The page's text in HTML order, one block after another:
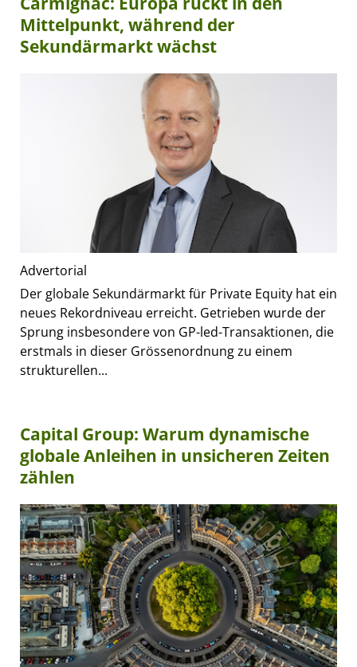
Mittelpunkt, während der
Sekundärmarkt wächst
Advertorial
Der globale Sekundärmarkt für Private Equity hat ein
neues Rekordniveau erreicht. Getrieben wurde der
Sprung insbesondere von GP-led-Transaktionen, die
erstmals in dieser Grössenordnung zu einem
strukturellen...
Capital Group: Warum dynamische
globale Anleihen in unsicheren Zeiten
zählen